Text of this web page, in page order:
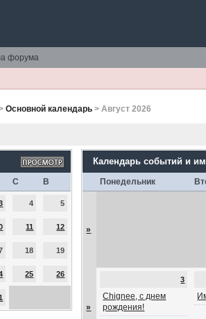
форума
Основной календарь > Август 2026
С В
4 5
11 12
18 19
25 26
Календарь событий и
Понедельник
»
»
3
Chignee, с днем
рождения!